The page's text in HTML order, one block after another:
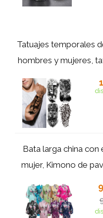
Tatuajes temporales
hombres y mujeres,
Bata larga china
mujer, Kimono de